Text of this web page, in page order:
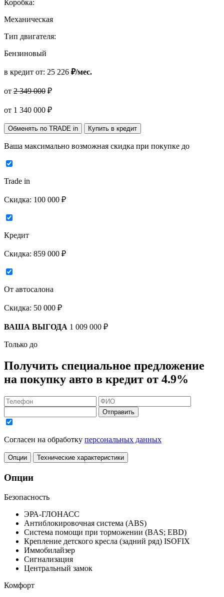
Коробка:
Механическая
Тип двигателя:
Бензиновый
в кредит от: 25 226 ₽/мес.
от 2 349 000 ₽
от 1 340 000 ₽
Обменять по TRADE in Купить в кредит
Ваша максимально возможная скидка при покупке до
Trade in
Скидка: 100 000 ₽
Кредит
Скидка: 859 000 ₽
От автосалона
Скидка: 50 000 ₽
ВАША ВЫГОДА 1 009 000 ₽
Только до
Получить специальное предложение
на покупку авто в кредит от 4.9%
Отправить
Согласен на обработку персональных данных
Опции Технические характеристики
Опции
Безопасность
ЭРА-ГЛОНАСС
Антиблокировочная система (ABS)
Система помощи при торможении (BAS; EBD)
Крепление детского кресла (задний ряд) ISOFIX
Иммобилайзер
Сигнализация
Центральный замок
Комфорт